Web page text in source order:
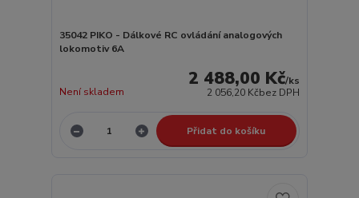
35042 PIKO - Dálkové RC ovládání analogových
lokomotiv 6A
2 488,00 Kč/ks
2 056,20 Kčbez DPH
Není skladem
Přidat do košíku